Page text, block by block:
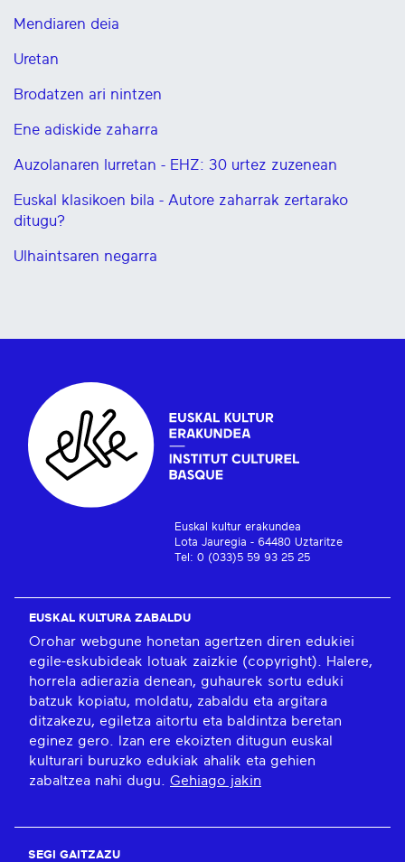
Mendiaren deia
Uretan
Brodatzen ari nintzen
Ene adiskide zaharra
Auzolanaren lurretan - EHZ: 30 urtez zuzenean
Euskal klasikoen bila - Autore zaharrak zertarako
ditugu?
Ulhaintsaren negarra
Euskal kultur erakundea
Lota Jauregia - 64480 Uztaritze
Tel: 0 (033)5 59 93 25 25
EUSKAL KULTURA ZABALDU
Orohar webgune honetan agertzen diren edukiei
egile-eskubideak lotuak zaizkie (copyright). Halere,
horrela adierazia denean, guhaurek sortu eduki
batzuk kopiatu, moldatu, zabaldu eta argitara
ditzakezu, egiletza aitortu eta baldintza beretan
eginez gero. Izan ere ekoizten ditugun euskal
kulturari buruzko edukiak ahalik eta gehien
zabaltzea nahi dugu. Gehiago jakin
SEGI GAITZAZU